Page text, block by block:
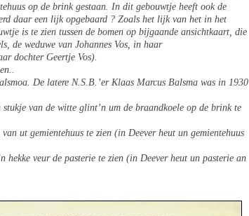
op de brink gestaan. In dit gebouwtje heeft ook de
daar een lijk opgebaard ? Zoals het lijk van het in het
is te zien tussen de bomen op bijgaande ansichtkaart, die
de weduwe van Johannes Vos, in haar
dochter Geertje Vos).
De latere N.S.B.’er Klaas Marcus Balsma was in 1930
van de witte glint’n um de braandkoele op de brink te
ut gemientehuus te zien (in Deever heut un gemientehuus
veur de pasterie te zien (in Deever heut un pasterie an